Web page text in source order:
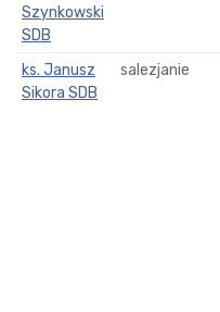
Szynkowski
SDB
ks. Janusz
Sikora SDB
salezjanie